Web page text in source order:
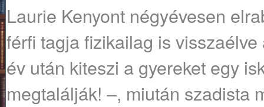
Laurie Kenyont négyévesen
férfi tagja fizikailag is
év után kiteszi a gyereket egy
megtalálják! –, miután szadista